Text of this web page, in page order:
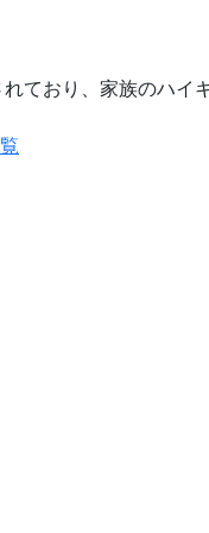
ており、家族のハイ